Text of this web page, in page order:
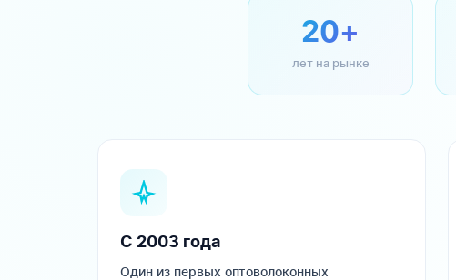
20+
лет на рынке
С 2003 года
Один из первых оптоволоконных